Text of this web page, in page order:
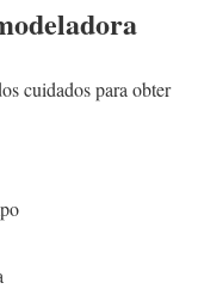
cuidados para obter